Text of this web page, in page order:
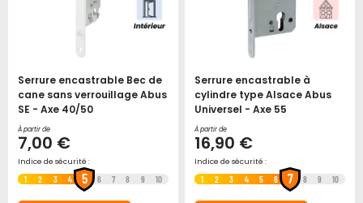
Serrure encastrable Bec de
cane sans verrouillage Abus
SE - Axe 40/50
À partir de
7,00 €
Indice de sécurité :
1 2 3 4 5 6 7 8 9 10
Serrure encastrable à
cylindre type Alsace Abus
Universel - Axe 55
À partir de
16,90 €
Indice de sécurité :
1 2 3 4 5 6 7 8 9 10